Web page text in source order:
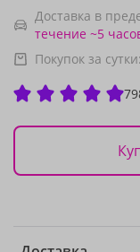
Доставка в
течение ~5
Покупок за сутки: